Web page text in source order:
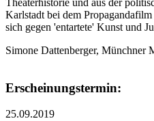
Theaterhistorie und aus der
Karlstadt bei dem
sich gegen 'entartete' Kunst und
Simone Dattenberger, Münchner
Erscheinungstermin:
25.09.2019